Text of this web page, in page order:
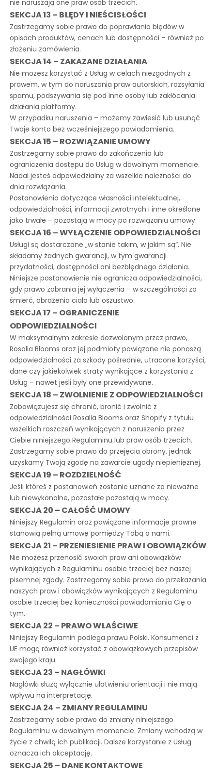
nie naruszają one praw osób trzecich.
SEKCJA 13 – BŁĘDY I NIEŚCISŁOŚCI
Zastrzegamy sobie prawo do poprawiania błędów w
opisach produktów, cenach lub dostępności – również po
złożeniu zamówienia.
SEKCJA 14 – ZAKAZANE DZIAŁANIA
Nie możesz korzystać z Usług w celach niezgodnych z
prawem, w tym do naruszania praw autorskich, rozsyłania
spamu, podszywania się pod inne osoby lub zakłócania
działania platformy.
W przypadku naruszenia – możemy zawiesić lub usunąć
Twoje konto bez wcześniejszego powiadomienia.
SEKCJA 15 – ROZWIĄZANIE UMOWY
Zastrzegamy sobie prawo do zakończenia lub
ograniczenia dostępu do Usług w dowolnym momencie.
Nadal jesteś odpowiedzialny za wszelkie należności do
dnia rozwiązania.
Postanowienia dotyczące własności intelektualnej,
odpowiedzialności, informacji zwrotnych i inne określone
jako trwałe – pozostają w mocy po rozwiązaniu umowy.
SEKCJA 16 – WYŁĄCZENIE ODPOWIEDZIALNOŚCI
Usługi są dostarczane „w stanie takim, w jakim są”. Nie
składamy żadnych gwarancji, w tym gwarancji
przydatności, dostępności ani bezbłędnego działania.
Niniejsze postanowienie nie ogranicza odpowiedzialności,
gdy prawo zabrania jej wyłączenia – w szczególności za
śmierć, obrażenia ciała lub oszustwo.
SEKCJA 17 – OGRANICZENIE
ODPOWIEDZIALNOŚCI
W maksymalnym zakresie dozwolonym przez prawo,
Rosalia Blooms oraz jej podmioty powiązane nie ponoszą
odpowiedzialności za szkody pośrednie, utracone korzyści,
dane czy jakiekolwiek straty wynikające z korzystania z
Usług – nawet jeśli były one przewidywane.
SEKCJA 18 – ZWOLNIENIE Z ODPOWIEDZIALNOŚCI
Zobowiązujesz się chronić, bronić i zwolnić z
odpowiedzialności Rosalia Blooms oraz Shopify z tytułu
wszelkich roszczeń wynikających z naruszenia przez
Ciebie niniejszego Regulaminu lub praw osób trzecich.
Zastrzegamy sobie prawo do przejęcia obrony, jednak
uzyskamy Twoją zgodę na zawarcie ugody niepieniężnej.
SEKCJA 19 – ROZDZIELNOŚĆ
Jeśli któreś z postanowień zostanie uznane za nieważne
lub niewykonalne, pozostałe pozostają w mocy.
SEKCJA 20 – CAŁOŚĆ UMOWY
Niniejszy Regulamin oraz powiązane informacje prawne
stanowią pełną umowę pomiędzy Tobą a nami.
SEKCJA 21 – PRZENIESIENIE PRAW I OBOWIĄZKÓW
Nie możesz przenosić swoich praw ani obowiązków
wynikających z Regulaminu osobie trzeciej bez naszej
pisemnej zgody. Zastrzegamy sobie prawo do przekazania
naszych praw i obowiązków wynikających z Regulaminu
osobie trzeciej bez konieczności powiadamiania Cię o
tym.
SEKCJA 22 – PRAWO WŁAŚCIWE
Niniejszy Regulamin podlega prawu Polski. Konsumenci z
UE mogą również korzystać z obowiązkowych przepisów
swojego kraju.
SEKCJA 23 – NAGŁÓWKI
Nagłówki służą wyłącznie ułatwieniu orientacji i nie mają
wpływu na interpretację.
SEKCJA 24 – ZMIANY REGULAMINU
Zastrzegamy sobie prawo do zmiany niniejszego
Regulaminu w dowolnym momencie. Zmiany wchodzą w
życie z chwilą ich publikacji. Dalsze korzystanie z Usług
oznacza ich akceptację.
SEKCJA 25 – DANE KONTAKTOWE